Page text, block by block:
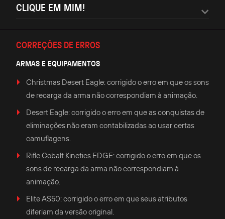
CLIQUE EM MIM!
CORREÇÕES DE ERROS
ARMAS E EQUIPAMENTOS
Christmas Desert Eagle: corrigido o erro em que os sons
de recarga da arma não correspondiam à animação.
Desert Eagle: corrigido o erro em que as conquistas de
eliminações não eram contabilizadas ao usar certas
camuflagens.
Rifle Cobalt Kinetics EDGE: corrigido o erro em que os
sons de recarga da arma não correspondiam à
animação.
Elite AS50: corrigido o erro em que seus atributos
diferiam da versão original.